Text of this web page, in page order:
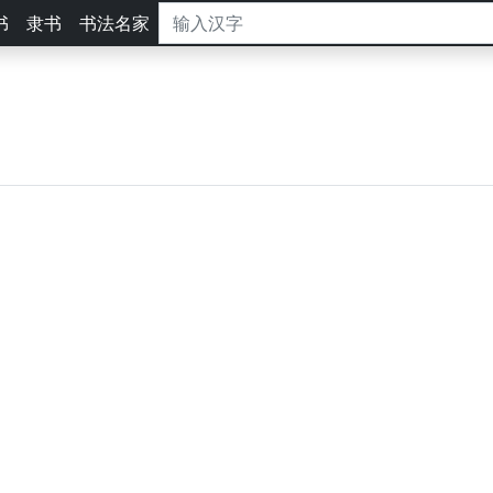
隶书 书法名家